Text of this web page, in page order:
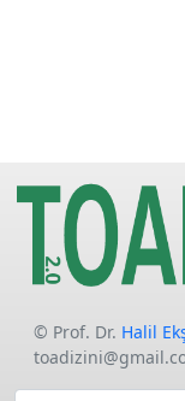
© Prof. Dr. Halil